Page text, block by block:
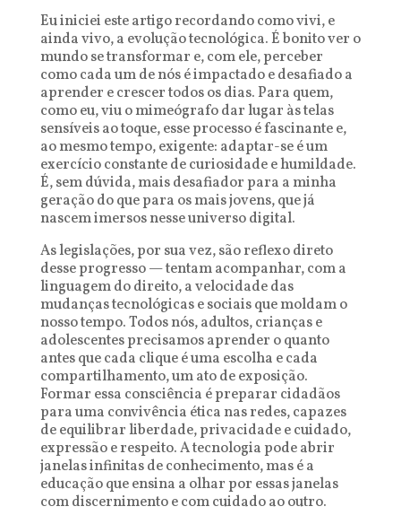
Eu iniciei este artigo recordando como vivi, e
ainda vivo, a evolução tecnológica. É bonito ver o
mundo se transformar e, com ele, perceber
como cada um de nós é impactado e desafiado a
aprender e crescer todos os dias. Para quem,
como eu, viu o mimeógrafo dar lugar às telas
sensíveis ao toque, esse processo é fascinante e,
ao mesmo tempo, exigente: adaptar-se é um
exercício constante de curiosidade e humildade.
É, sem dúvida, mais desafiador para a minha
geração do que para os mais jovens, que já
nascem imersos nesse universo digital.
As legislações, por sua vez, são reflexo direto
desse progresso — tentam acompanhar, com a
linguagem do direito, a velocidade das
mudanças tecnológicas e sociais que moldam o
nosso tempo. Todos nós, adultos, crianças e
adolescentes precisamos aprender o quanto
antes que cada clique é uma escolha e cada
compartilhamento, um ato de exposição.
Formar essa consciência é preparar cidadãos
para uma convivência ética nas redes, capazes
de equilibrar liberdade, privacidade e cuidado,
expressão e respeito. A tecnologia pode abrir
janelas infinitas de conhecimento, mas é a
educação que ensina a olhar por essas janelas
com discernimento e com cuidado ao outro.